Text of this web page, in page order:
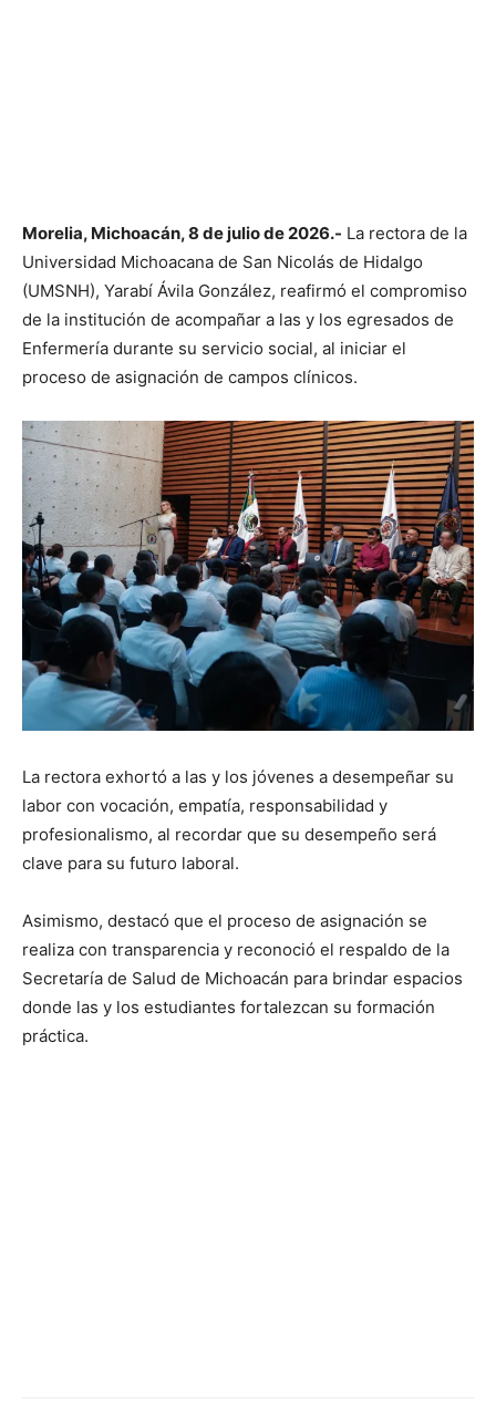
Morelia, Michoacán, 8 de julio de 2026.- La rectora de la
Universidad Michoacana de San Nicolás de Hidalgo
(UMSNH), Yarabí Ávila González, reafirmó el compromiso
de la institución de acompañar a las y los egresados de
Enfermería durante su servicio social, al iniciar el
proceso de asignación de campos clínicos.
La rectora exhortó a las y los jóvenes a desempeñar su
labor con vocación, empatía, responsabilidad y
profesionalismo, al recordar que su desempeño será
clave para su futuro laboral.
Asimismo, destacó que el proceso de asignación se
realiza con transparencia y reconoció el respaldo de la
Secretaría de Salud de Michoacán para brindar espacios
donde las y los estudiantes fortalezcan su formación
práctica.